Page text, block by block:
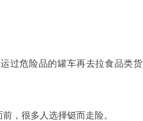
过危险品的罐车再去拉食品类货
，很多人选择铤而走险。